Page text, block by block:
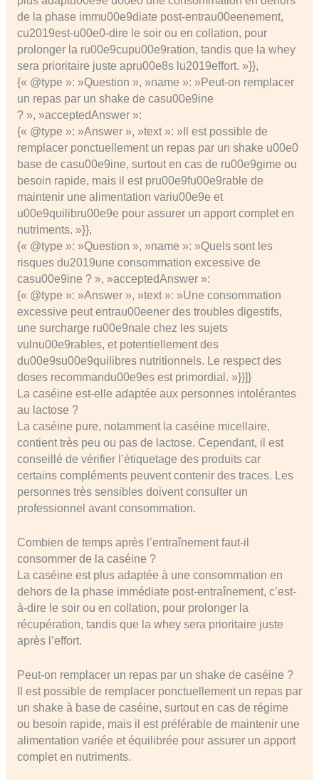
de la phase immu00e9diate post-entrau00eenement,
cu2019est-u00e0-dire le soir ou en collation, pour
prolonger la ru00e9cupu00e9ration, tandis que la whey
sera prioritaire juste apru00e8s lu2019effort. »}},
{« @type »: »Question », »name »: »Peut-on remplacer
un repas par un shake de casu00e9ine
? », »acceptedAnswer »:
{« @type »: »Answer », »text »: »Il est possible de
remplacer ponctuellement un repas par un shake u00e0
base de casu00e9ine, surtout en cas de ru00e9gime ou
besoin rapide, mais il est pru00e9fu00e9rable de
maintenir une alimentation variu00e9e et
u00e9quilibru00e9e pour assurer un apport complet en
nutriments. »}},
{« @type »: »Question », »name »: »Quels sont les
risques du2019une consommation excessive de
casu00e9ine ? », »acceptedAnswer »:
{« @type »: »Answer », »text »: »Une consommation
excessive peut entrau00eener des troubles digestifs,
une surcharge ru00e9nale chez les sujets
vulnu00e9rables, et potentiellement des
du00e9su00e9quilibres nutritionnels. Le respect des
doses recommandu00e9es est primordial. »}}]}
La caséine est-elle adaptée aux personnes intolérantes
au lactose ?
La caséine pure, notamment la caséine micellaire,
contient très peu ou pas de lactose. Cependant, il est
conseillé de vérifier l’étiquetage des produits car
certains compléments peuvent contenir des traces. Les
personnes très sensibles doivent consulter un
professionnel avant consommation.
Combien de temps après l’entraînement faut-il
consommer de la caséine ?
La caséine est plus adaptée à une consommation en
dehors de la phase immédiate post-entraînement, c’est-
à-dire le soir ou en collation, pour prolonger la
récupération, tandis que la whey sera prioritaire juste
après l’effort.
Peut-on remplacer un repas par un shake de caséine ?
Il est possible de remplacer ponctuellement un repas par
un shake à base de caséine, surtout en cas de régime
ou besoin rapide, mais il est préférable de maintenir une
alimentation variée et équilibrée pour assurer un apport
complet en nutriments.